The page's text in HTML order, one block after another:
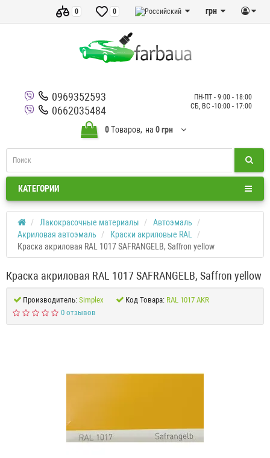
грн
0
0
0969352593
0662035484
ПН-ПТ - 9:00 - 18:00
СБ, ВС -10:00 - 17:00
0Tоваров, на 0 грн
КАТЕГОРИИ
Лакокрасочные материалы
Автоэмаль
Акриловая автоэмаль
Краски акриловые RAL
Краска акриловая RAL 1017 SAFRANGELB, Saffron yellow
Краска акриловая RAL 1017 SAFRANGELB, Saffron yellow
Производитель: Simplex Код Товара: RAL 1017 AKR
0 отзывов